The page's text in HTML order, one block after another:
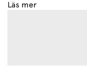
Läs mer